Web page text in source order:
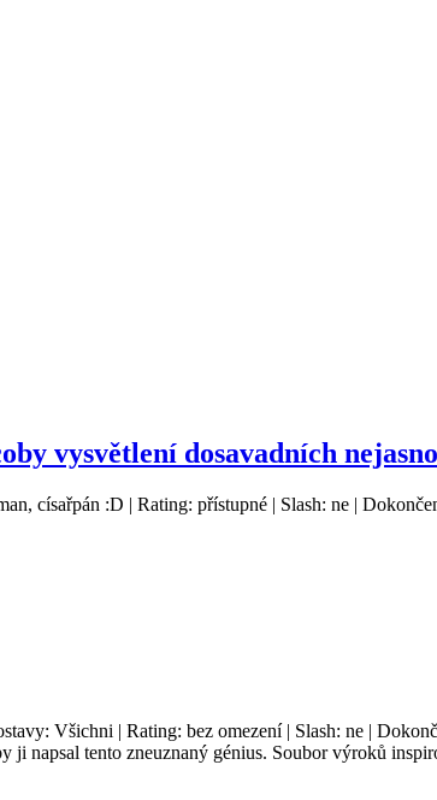
vysvětlení dosavadních
císařpán :D | Rating: přístupné | Slash: ne |
Všichni | Rating: bez omezení | Slash: ne |
napsal tento zneuznaný génius. Soubor výroků